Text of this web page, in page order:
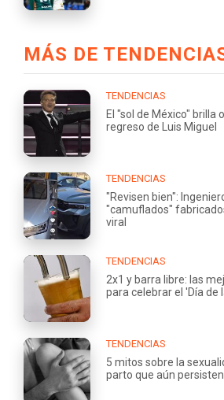
MÁS DE
TENDENCIAS
El "sol de México" brilla
regreso de Luis Miguel
TENDENCIAS
"Revisen bien":
"camuflados"
viral
TENDENCIAS
2x1 y barra libre: las
para celebrar el 'Día de
TENDENCIAS
5 mitos sobre la
parto que aún persisten